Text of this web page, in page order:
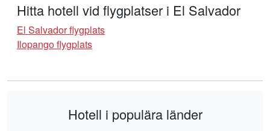
Hitta hotell vid flygplatser i El Salvador
El Salvador flygplats
Ilopango flygplats
Hotell i populära länder